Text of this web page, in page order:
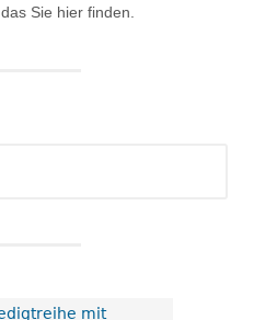
Sie hier finden.